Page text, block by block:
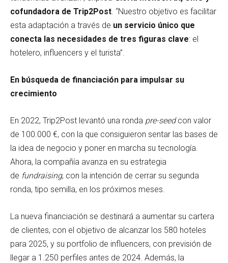
cofundadora de Trip2Post . “Nuestro objetivo es facilitar
esta adaptación a través de un servicio único que
conecta las necesidades de tres figuras clave: el
hotelero, influencers y el turista”.
En búsqueda de financiación para impulsar su
crecimiento
En 2022, Trip2Post levantó una ronda pre-seedcon valor
de 100.000 €, con la que consiguieron sentar las bases de
la idea de negocio y poner en marcha su tecnología.
Ahora, la compañía avanza en su estrategia
de fundraising, con la intención de cerrar su segunda
ronda, tipo semilla, en los próximos meses.
La nueva financiación se destinará a aumentar su cartera
de clientes, con el objetivo de alcanzar los 580 hoteles
para 2025, y su portfolio de influencers, con previsión de
llegar a 1.250 perfiles antes de 2024. Además, la